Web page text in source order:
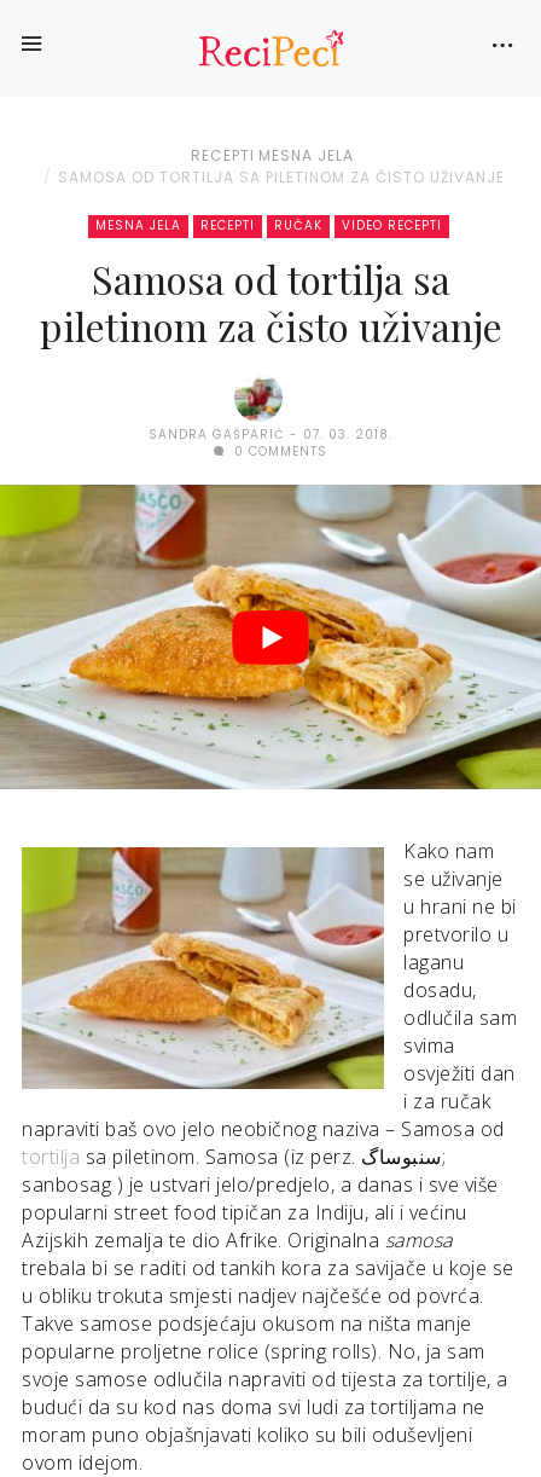
RECEPTI MESNA JELA
SAMOSA OD TORTILJA SA PILETINOM ZA ČISTO UŽIVANJE
MESNA JELA RECEPTI RUČAK VIDEO RECEPTI
Samosa od tortilja sa
piletinom za čisto uživanje
SANDRA GAŠPARIĆ
07. 03. 2018.
0 COMMENTS
Kako nam
se uživanje
u hrani ne bi
pretvorilo u
laganu
dosadu,
odlučila sam
svima
osvježiti dan
i za ručak
napraviti baš ovo jelo neobičnog naziva – Samosa od
tortilja sa piletinom. Samosa (iz perz. سنبوساگ;
sanbosag ) je ustvari jelo/predjelo, a danas i sve više
popularni street food tipičan za Indiju, ali i većinu
Azijskih zemalja te dio Afrike. Originalna samosa
trebala bi se raditi od tankih kora za savijače u koje se
u obliku trokuta smjesti nadjev najčešće od povrća.
Takve samose podsjećaju okusom na ništa manje
popularne proljetne rolice (spring rolls). No, ja sam
svoje samose odlučila napraviti od tijesta za tortilje, a
budući da su kod nas doma svi ludi za tortiljama ne
moram puno objašnjavati koliko su bili oduševljeni
ovom idejom.